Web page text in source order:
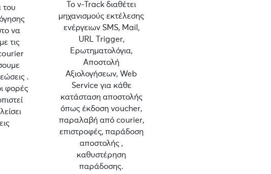
του
να
τις
.
φορές
Το v-Track διαθέτει
μηχανισμούς εκτέλεσης
ενέργειων SMS, Mail,
URL Τrigger,
Ερωτηματολόγια,
Αποστολή
Αξιολογήσεων, Web
Service για κάθε
κατάσταση αποστολής
όπως έκδοση voucher,
παραλαβή από courier,
επιστροφές, παράδοση
αποστολής ,
καθυστέρηση
παράδοσης.